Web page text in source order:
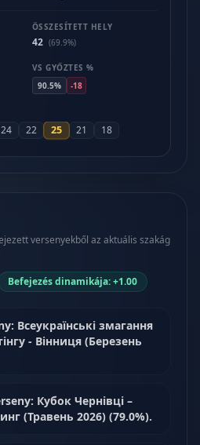
ÖSSZESÍTETT HELY
42 (69.9%)
VS GYŐZTES %
90.5%
-18
24 22 25 21 18
versenyekből az aktuális szakág
Befejezés dinamikája: +1.00
Всеукраїнські змагання
- Вінниця (Березень
Кубок Чернівці –
(Травень 2026) (79.0%).